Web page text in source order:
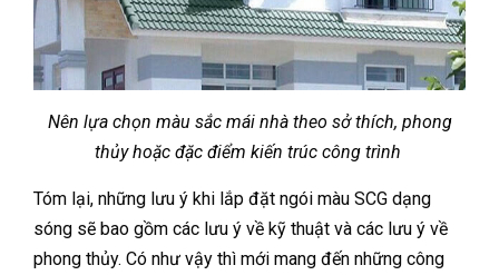
Nên lựa chọn màu sắc mái nhà theo sở thích, phong
thủy hoặc đặc điểm kiến trúc công trình
Tóm lại, những lưu ý khi lắp đặt ngói màu SCG dạng
sóng sẽ bao gồm các lưu ý về kỹ thuật và các lưu ý về
phong thủy. Có như vậy thì mới mang đến những công